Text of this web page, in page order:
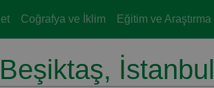
Coğrafya ve İklim Eğitim ve Araştırma
İstanbul